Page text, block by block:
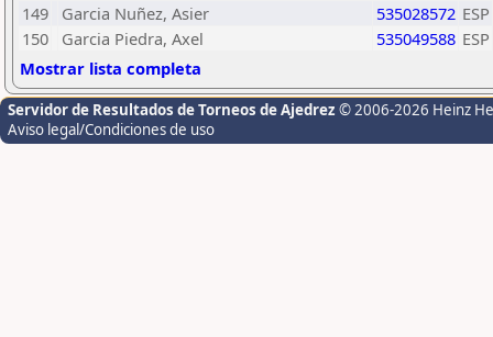
149
Garcia Nuñez, Asier 535028572 ESP
150
Garcia Piedra, Axel 535049588 ESP
Mostrar lista completa
Servidor de Resultados de Torneos de Ajedrez © 2006-2026 Heinz
Aviso legal/Condiciones de uso